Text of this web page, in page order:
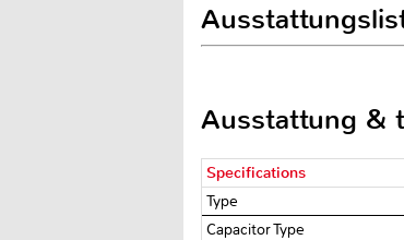
Ausstattung &
Specifications
Type
Capacitor Type